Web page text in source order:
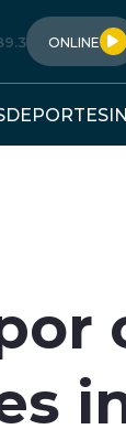
ONLINE
DEPORTES